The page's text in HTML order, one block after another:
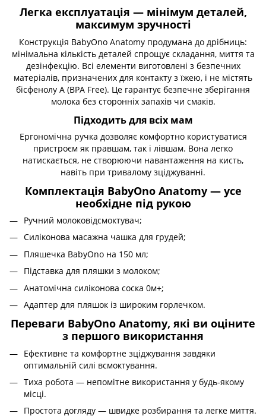
Легка експлуатація — мінімум деталей,
максимум зручності
Конструкція BabyOno Anatomy продумана до дрібниць:
мінімальна кількість деталей спрощує складання, миття та
дезінфекцію. Всі елементи виготовлені з безпечних
матеріалів, призначених для контакту з їжею, і не містять
бісфенолу А (BPA Free). Це гарантує безпечне зберігання
молока без сторонніх запахів чи смаків.
Підходить для всіх мам
Ергономічна ручка дозволяє комфортно користуватися
пристроєм як правшам, так і лівшам. Вона легко
натискається, не створюючи навантаження на кисть,
навіть при тривалому зціджуванні.
Комплектація BabyOno Anatomy — усе
необхідне під рукою
Ручний молоковідсмоктувач;
Силіконова масажна чашка для грудей;
Пляшечка BabyOno на 150 мл;
Підставка для пляшки з молоком;
Анатомічна силіконова соска 0м+;
Адаптер для пляшок із широким горлечком.
Переваги BabyOno Anatomy, які ви оціните
з першого використання
Ефективне та комфортне зціджування завдяки
оптимальній силі всмоктування.
Тиха робота — непомітне використання у будь-якому
місці.
Простота догляду — швидке розбирання та легке миття.